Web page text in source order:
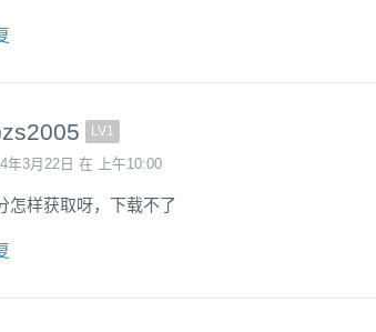
LV1
年3月22日 在 上午10:00
怎样获取呀，下载不了